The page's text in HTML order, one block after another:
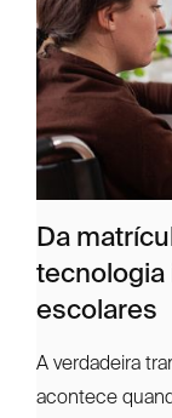
Da
escolares
A verdadeira
acontece